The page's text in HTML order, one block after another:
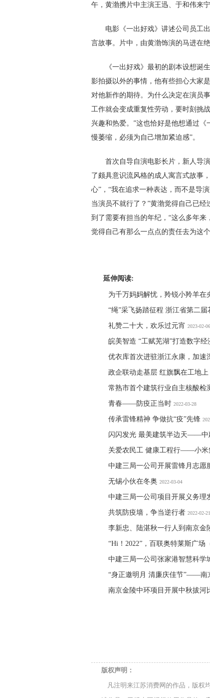
午，黄渤携片中主演王迅、于和伟来
电影《一出好戏》讲述公司员工
言故事。片中，由黄渤饰演的马进在
《一出好戏》最初的剧本设想诞
影拍摄以外的事情，他有些担心大家
对他新作的期待。为什么决定在演员
工作就会变成重复性劳动，要时刻挑
兴趣和热爱。”这也恰好是他想通过
慢萎缩，必须为自己增加紧迫感”。
首次自导自演电影长片，新人导
了颇具意识流风格的成人寓言式故事
心”，“我在追求一种表达，而不是导
当演员不就行了？”黄渤觉得自己已
到了需要有担当的年纪，“这么多年
觉得自己有那么一点点的责任去为这
延伸阅读:
为千万妈妈解忧，羚锐小羚羊在
“绳”采飞扬踏征程 浙江省第二
礼赞二十大，欢乐过元宵 2023-02-06
皖美智造 “工赋芜湖”打造数字经
优衣库首次进驻浙江永康，加速
政企联动走基层 红旗飘在工地上
常熟市首个建筑行业自主核酸检
青春——防疫正当时 2022-03-28
传承雷锋精神 争做抗“疫”先锋
闪闪发光 最美建筑半边天——中
关爱农民工 健康工程行——小米
中建三局一公司开展雷锋月志愿
无锡小伙在冬奥 2022-03-04
中建三局一公司项目开展义务理
共筑防疫墙，争当逆行者 2022-02-21
李新忠、陆湛秋一行人到南京金
“Hi！2022”，百联奥特莱斯广
中建三局一公司张家港智慧科学
“身正邀明月 清廉庆佳节”——南
南京金陵中环项目开展中秋拔河
版权声明：
凡注明来江苏消费网的作品，版权